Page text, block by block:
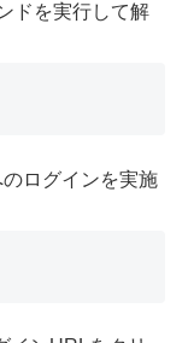
ドを実行して解
ログインを実施